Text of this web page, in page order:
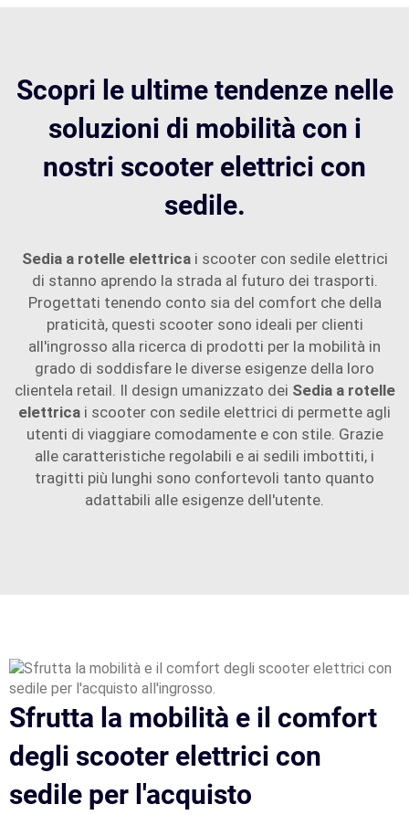
Scopri le ultime tendenze nelle
soluzioni di mobilità con i
nostri scooter elettrici con
sedile.
Sedia a rotelle elettrica i scooter con sedile elettrici
di stanno aprendo la strada al futuro dei trasporti.
Progettati tenendo conto sia del comfort che della
praticità, questi scooter sono ideali per clienti
all'ingrosso alla ricerca di prodotti per la mobilità in
grado di soddisfare le diverse esigenze della loro
clientela retail. Il design umanizzato dei Sedia a rotelle
elettrica i scooter con sedile elettrici di permette agli
utenti di viaggiare comodamente e con stile. Grazie
alle caratteristiche regolabili e ai sedili imbottiti, i
tragitti più lunghi sono confortevoli tanto quanto
adattabili alle esigenze dell'utente.
Sfrutta la mobilità e il comfort
degli scooter elettrici con
sedile per l'acquisto